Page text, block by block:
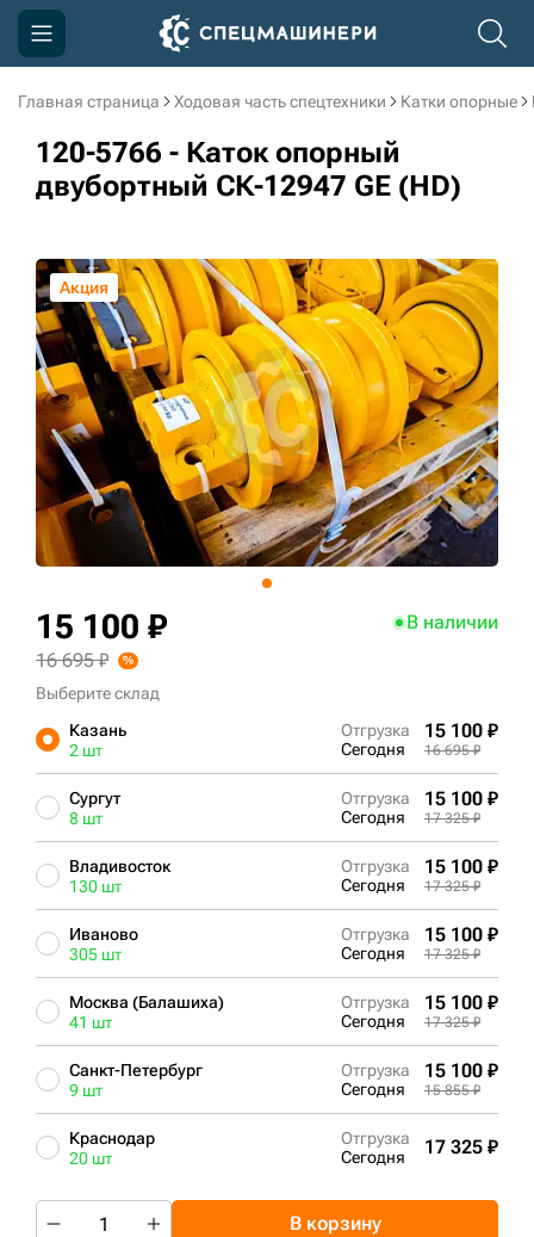
Главная страница Ходовая часть спецтехники Катки опорные
120-5766 - Каток опорный
двубортный СК-12947 GE (HD)
Акция
15 100 ₽
16 695 ₽
В наличии
Выберите склад
Казань
2 шт
Отгрузка
Сегодня
15 100 ₽
16 695 ₽
Сургут
8 шт
Отгрузка
Сегодня
15 100 ₽
17 325 ₽
Владивосток
130 шт
Отгрузка
Сегодня
15 100 ₽
17 325 ₽
Иваново
305 шт
Отгрузка
Сегодня
15 100 ₽
17 325 ₽
Москва (Балашиха)
41 шт
Отгрузка
Сегодня
15 100 ₽
17 325 ₽
Санкт-Петербург
9 шт
Отгрузка
Сегодня
15 100 ₽
15 855 ₽
Краснодар
20 шт
Отгрузка
Сегодня
17 325 ₽
В корзину
Компания
Акции
Информация
Контакты
3D тур по производству
3D тур по складам
sksale@skdst.ru
+7 (499) 394-50-93